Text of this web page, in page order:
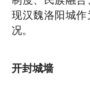
现汉魏洛阳城
况。
开封城墙